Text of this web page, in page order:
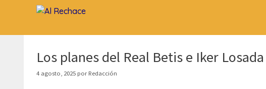
Los planes del Real Betis e Iker Losada
4 agosto, 2025 porRedacción